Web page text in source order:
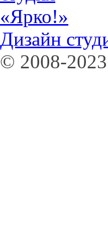
Дизайн
© 2008-